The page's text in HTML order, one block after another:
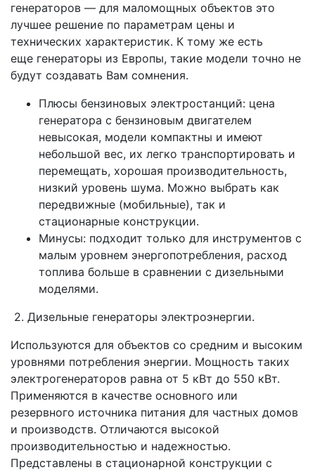
генераторов — для маломощных объектов это
лучшее решение по параметрам цены и
технических характеристик. К тому же есть
еще генераторы из Европы, такие модели точно не
будут создавать Вам сомнения.
Плюсы бензиновых электростанций: цена
генератора с бензиновым двигателем
невысокая, модели компактны и имеют
небольшой вес, их легко транспортировать и
перемещать, хорошая производительность,
низкий уровень шума. Можно выбрать как
передвижные (мобильные), так и
стационарные конструкции.
Минусы: подходит только для инструментов с
малым уровнем энергопотребления, расход
топлива больше в сравнении с дизельными
моделями.
2. Дизельные генераторы электроэнергии.
Используются для объектов со средним и высоким
уровнями потребления энергии. Мощность таких
электрогенераторов равна от 5 кВт до 550 кВт.
Применяются в качестве основного или
резервного источника питания для частных домов
и производств. Отличаются высокой
производительностью и надежностью.
Представлены в стационарной конструкции с